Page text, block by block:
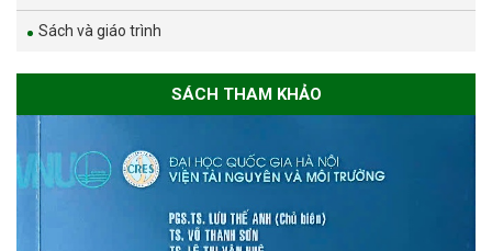
Sách và giáo trình
SÁCH THAM KHẢO